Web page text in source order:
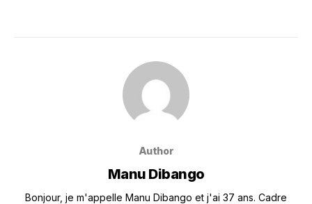
Author
Manu Dibango
Bonjour, je m'appelle Manu Dibango et j'ai 37 ans. Cadre